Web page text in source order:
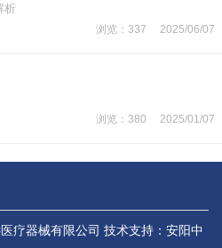
析
浏览：337 2025/06/07
浏览：380 2025/01/07
疗器械有限公司 技术支持：安阳中